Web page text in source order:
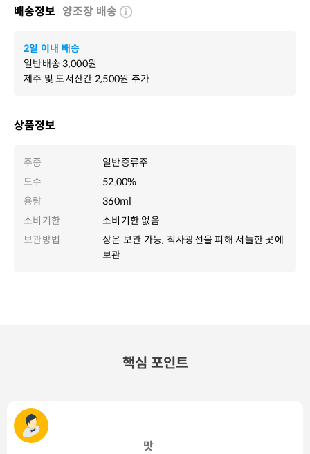
상품정보
주종
일반증류주
도수
52.00%
용량
360ml
소비기한
소비기한 없음
보관방법
상온 보관 가능, 직사광선을 피해 서늘한 곳에
보관
배송정보 양조장 배송
2일 이내 배송
일반배송3,000원
제주 및 도서산간 2,500원 추가
핵심 포인트
맛